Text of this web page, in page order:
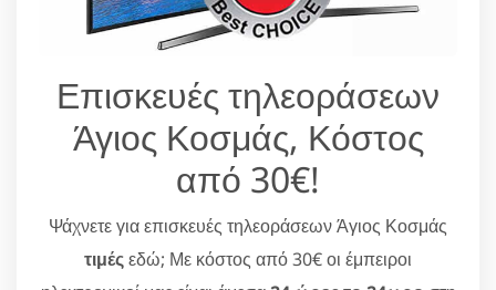
Επισκευές τηλεοράσεων
Άγιος Κοσμάς, Κόστος
από 30€!
Ψάχνετε για επισκευές τηλεοράσεων Άγιος Κοσμάς
τιμέςεδώ; Με κόστος από 30€ οι έμπειροι